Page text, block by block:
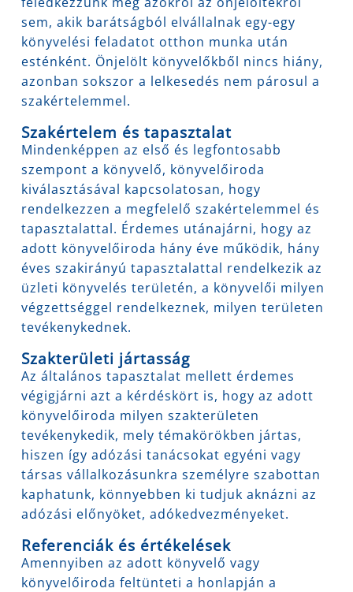
sem, akik barátságból elvállalnak egy-egy
könyvelési feladatot otthon munka után
esténként. Önjelölt könyvelőkből nincs hiány,
azonban sokszor a lelkesedés nem párosul a
szakértelemmel.
Szakértelem és tapasztalat
Mindenképpen az első és legfontosabb
szempont a könyvelő, könyvelőiroda
kiválasztásával kapcsolatosan, hogy
rendelkezzen a megfelelő szakértelemmel és
tapasztalattal. Érdemes utánajárni, hogy az
adott könyvelőiroda hány éve működik, hány
éves szakirányú tapasztalattal rendelkezik az
üzleti könyvelés területén, a könyvelői milyen
végzettséggel rendelkeznek, milyen területen
tevékenykednek.
Szakterületi jártasság
Az általános tapasztalat mellett érdemes
végigjárni azt a kérdéskört is, hogy az adott
könyvelőiroda milyen szakterületen
tevékenykedik, mely témakörökben jártas,
hiszen így adózási tanácsokat egyéni vagy
társas vállalkozásunkra személyre szabottan
kaphatunk, könnyebben ki tudjuk aknázni az
adózási előnyöket, adókedvezményeket.
Referenciák és értékelések
Amennyiben az adott könyvelő vagy
könyvelőiroda feltünteti a honlapján a